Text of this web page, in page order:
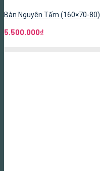
Bàn Nguyên Tấm (160×70-80)
5.500.000₫